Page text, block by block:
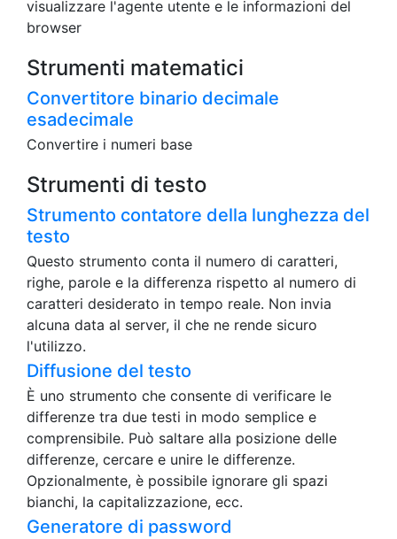
visualizzare l'agente utente e le informazioni del
browser
Strumenti matematici
Convertitore binario decimale
esadecimale
Convertire i numeri base
Strumenti di testo
Strumento contatore della lunghezza del
testo
Questo strumento conta il numero di caratteri,
righe, parole e la differenza rispetto al numero di
caratteri desiderato in tempo reale. Non invia
alcuna data al server, il che ne rende sicuro
l'utilizzo.
Diffusione del testo
È uno strumento che consente di verificare le
differenze tra due testi in modo semplice e
comprensibile. Può saltare alla posizione delle
differenze, cercare e unire le differenze.
Opzionalmente, è possibile ignorare gli spazi
bianchi, la capitalizzazione, ecc.
Generatore di password